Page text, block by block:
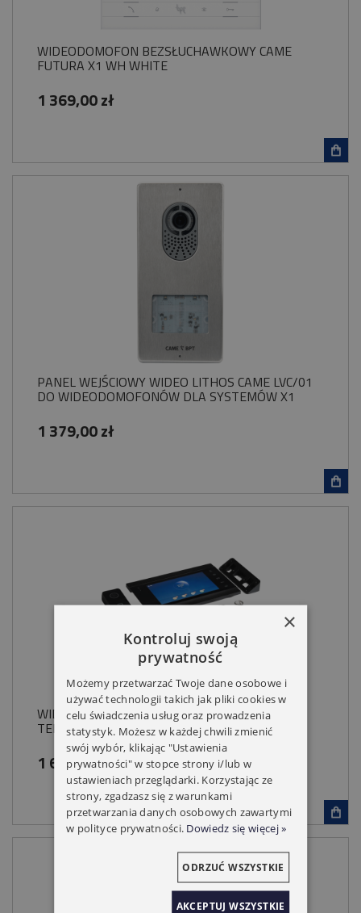
WIDEODOMOFON BEZSŁUCHAWKOWY CAME
FUTURA X1 WH WHITE
1 369,00 zł
PANEL WEJŚCIOWY WIDEO LITHOS CAME LVC/01
DO WIDEODOMOFONÓW DLA SYSTEMÓW X1
1 379,00 zł
WIDEODOMOFON BEZPRZEWODOWY CZARNY
TENPILOT
1 619,00 zł
×
Kontroluj swoją
prywatność
Możemy przetwarzać Twoje dane osobowe i
używać technologii takich jak pliki cookies w
celu świadczenia usług oraz prowadzenia
statystyk. Możesz w każdej chwili zmienić
swój wybór, klikając "Ustawienia
prywatności" w stopce strony i/lub w
ustawieniach przeglądarki. Korzystając ze
strony, zgadzasz się z warunkami
przetwarzania danych osobowych zawartymi
w polityce prywatności. Dowiedz się więcej »
AKCEPTUJ WSZYSTKIE
ODRZUĆ WSZYSTKIE